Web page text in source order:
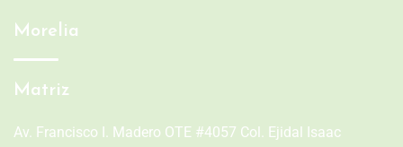
Morelia
Matriz
Av. Francisco I. Madero OTE #4057 Col. Ejidal Isaac